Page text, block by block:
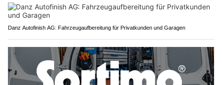
Danz Autofinish AG: Fahrzeugaufbereitung für Privatkunden und Garagen